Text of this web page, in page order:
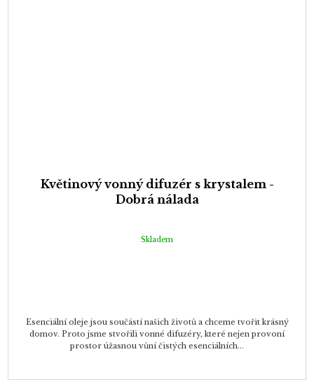
Květinový vonný difuzér s krystalem -
Dobrá nálada
Skladem
Esenciální oleje jsou součástí našich životů a chceme tvořit krásný
domov. Proto jsme stvořili vonné difuzéry, které nejen provoní
prostor úžasnou vůní čistých esenciálních...